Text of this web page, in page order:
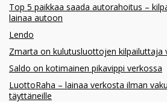
Top 5 paikkaa saada autorahoitus –
lainaa autoon
Lendo
Zmarta on kulutusluottojen kilpailuttaja
Saldo on kotimainen pikavippi verkossa
LuottoRaha – lainaa verkosta ilman
täyttäneille